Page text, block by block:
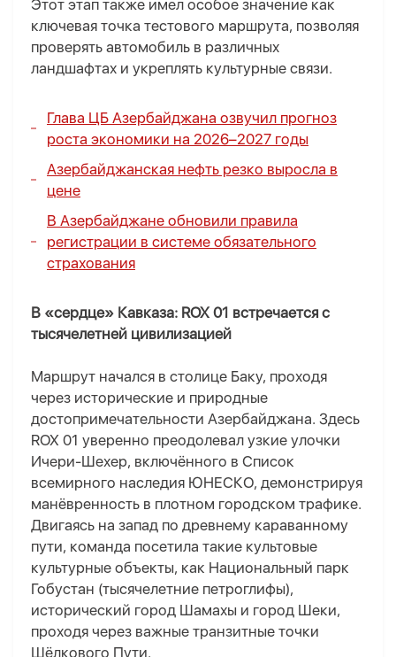
Этот этап также имел особое значение как
ключевая точка тестового маршрута, позволяя
проверять автомобиль в различных
ландшафтах и укреплять культурные связи.
Глава ЦБ Азербайджана озвучил прогноз
роста экономики на 2026–2027 годы
Азербайджанская нефть резко выросла в
цене
В Азербайджане обновили правила
регистрации в системе обязательного
страхования
В «сердце» Кавказа: ROX 01 встречается с
тысячелетней цивилизацией
Маршрут начался в столице Баку, проходя
через исторические и природные
достопримечательности Азербайджана. Здесь
ROX 01 уверенно преодолевал узкие улочки
Ичери-Шехер, включённого в Список
всемирного наследия ЮНЕСКО, демонстрируя
манёвренность в плотном городском трафике.
Двигаясь на запад по древнему караванному
пути, команда посетила такие культовые
культурные объекты, как Национальный парк
Гобустан (тысячелетние петроглифы),
исторический город Шамахы и город Шеки,
проходя через важные транзитные точки
Шёлкового Пути.